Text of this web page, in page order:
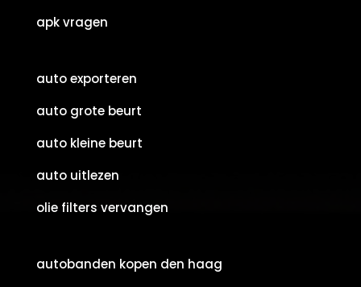
apk vragen
auto exporteren
auto grote beurt
auto kleine beurt
auto uitlezen
olie filters vervangen
autobanden kopen den haag